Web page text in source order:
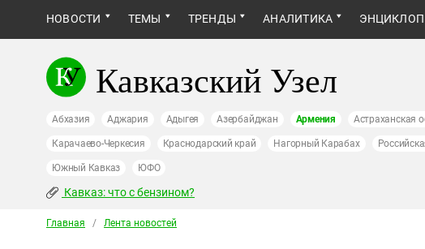
НОВОСТИ ТЕМЫ ТРЕНДЫ АНАЛИТИКА
Кавказский Узел
Абхазия Аджария Адыгея Азербайджан Армения Астраханская
Карачаево-Черкесия Краснодарский край Нагорный Карабах
Южный Кавказ ЮФО
Кавказ: что с бензином?
Главная / Лента новостей